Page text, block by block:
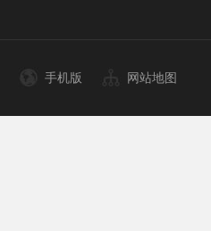
手机版 网站地图